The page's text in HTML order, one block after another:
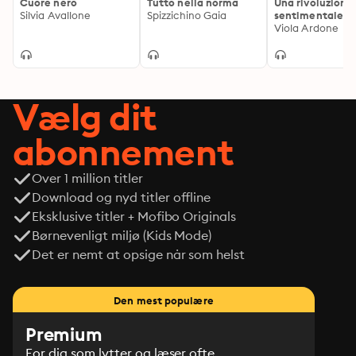
Silvia Avallone
Spizzichino Gaia
sentimentale
Viola Ardone
Vælg dit
abonnement
Over 1 million titler
Download og nyd titler offline
Eksklusive titler + Mofibo Originals
Børnevenligt miljø (Kids Mode)
Det er nemt at opsige når som helst
Den mest populære
Premium
For dig som lytter og læser ofte.